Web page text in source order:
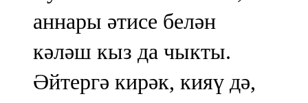
аннары әтисе белән
кәләш кыз да чыкты.
Әйтергә кирәк, кияү дә,